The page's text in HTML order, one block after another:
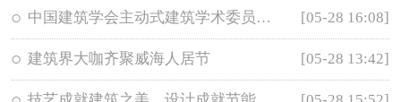
中国建筑学会主动式建筑学术委员会成立 [05-28 16:08]
建筑界大咖齐聚威海人居节 [05-28 13:42]